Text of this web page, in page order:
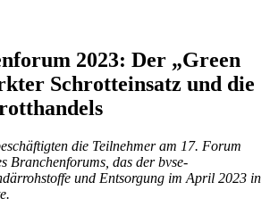
2023: Der „Green
Schrotteinsatz und die
die Teilnehmer am 17. Forum
Branchenforums, das der bvse-
und Entsorgung im April 2023 in